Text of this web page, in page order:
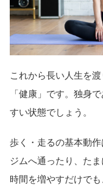
これから長い人生を
「健康」です。独身
すい状態でしょう。
歩く・走るの基本動
ジムへ通ったり、た
時間を増やすだけでも